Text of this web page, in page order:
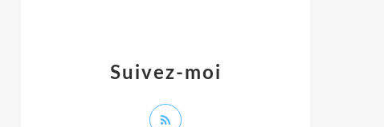
Suivez-moi